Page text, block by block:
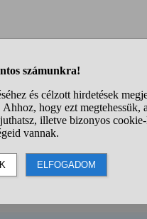
verekedni, de majd a